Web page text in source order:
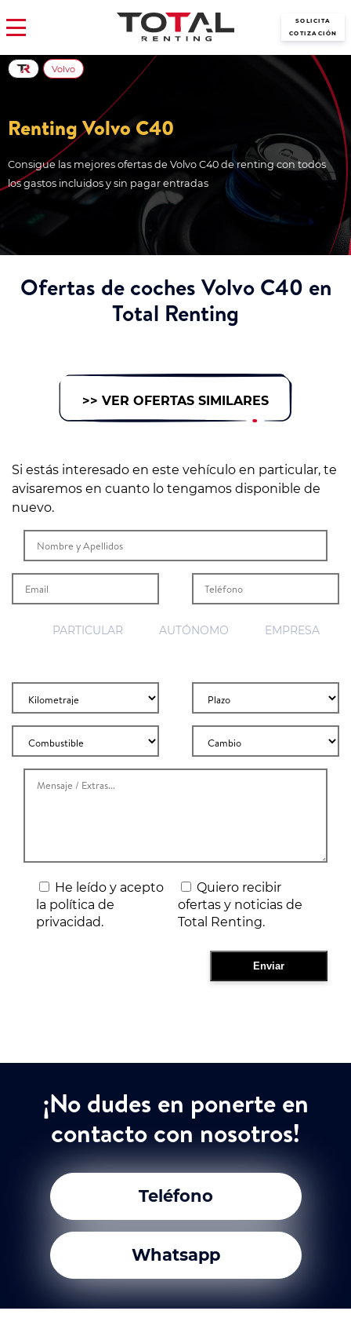
SOLICITA
COTIZACIÓN
Renting Volvo C40
Consigue las mejores ofertas de Volvo C40 de renting con todos
los gastos incluidos y sin pagar entradas
Volvo
Ofertas de coches Volvo C40 en
Total Renting
>> VER OFERTAS SIMILARES
Si estás interesado en este vehículo en particular, te
avisaremos en cuanto lo tengamos disponible de
nuevo.
PARTICULAR AUTÓNOMO EMPRESA
He leído y acepto
la política de
privacidad.
Quiero recibir
ofertas y noticias de
Total Renting.
¡No dudes en ponerte en
contacto con nosotros!
Teléfono
Whatsapp